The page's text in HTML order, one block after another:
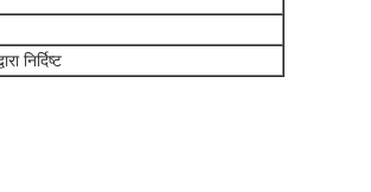
निर्दिष्ट